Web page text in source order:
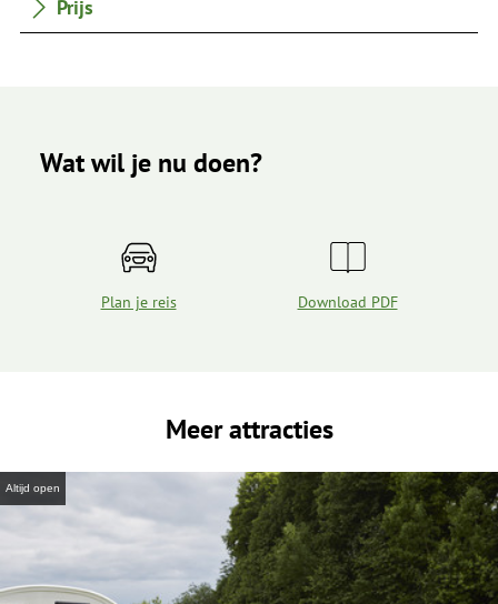
Prijs
Wat wil je nu doen?
Plan je reis Download PDF
Meer attracties
Altijd open